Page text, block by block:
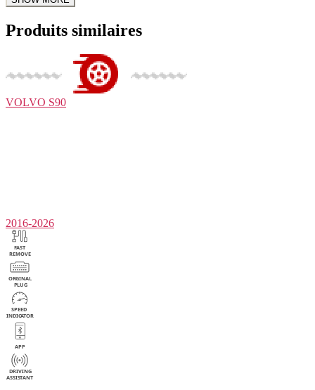
Produits similaires
VOLVO S90
2016-2026